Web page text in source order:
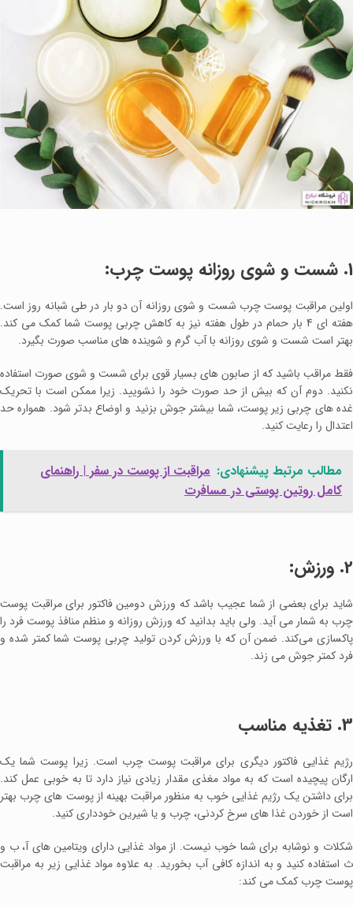
1. شست و شوی روزانه پوست چرب:
اولین مراقبت پوست چرب شست و شوی روزانه آن دو بار در طی شبانه روز است.
هفته ای 4 بار حمام در طول هفته نیز به کاهش چربی پوست شما کمک می کند.
بهتر است شست و شوی روزانه با آب گرم و شوینده های مناسب صورت بگیرد.
فقط مراقب باشید که از صابون های بسیار قوی برای شست و شوی صورت استفاده
نکنید. دوم آن که بیش از حد صورت خود را نشویید. زیرا ممکن است با تحریک
غده های چربی زیر پوست، شما بیشتر جوش بزنید و اوضاع بدتر شود. همواره حد
اعتدال را رعایت کنید.
مطالب مرتبط پیشنهادی: مراقبت از پوست در سفر | راهنمای
کامل روتین پوستی در مسافرت
2. ورزش:
شاید برای بعضی از شما عجیب باشد که ورزش دومین فاکتور برای مراقبت پوست
چرب به شمار می آید. ولی باید بدانید که ورزش روزانه و منظم منافذ پوست فرد را
پاکسازی می‌کند. ضمن آن که با ورزش کردن تولید چربی پوست شما کمتر شده و
فرد کمتر جوش می ‌زند.
3. تغذیه مناسب
رژیم غذایی فاکتور دیگری برای مراقبت پوست چرب است. زیرا پوست شما یک
ارگان پیچیده است که به مواد مغذی مقدار زیادی نیاز دارد تا به خوبی عمل کند.
برای داشتن یک رژیم غذایی خوب به منظور مراقبت بهینه از پوست های چرب بهتر
است از خوردن غذا های سرخ کردنی، چرب و یا شیرین خودداری کنید.
شکلات و نوشابه‌ برای شما خوب نیست. از مواد غذایی دارای ویتامین ‌های آ، ب و
ث استفاده کنید و به ‌اندازه کافی آب بخورید. به علاوه مواد غذایی زیر به مراقبت
پوست چرب کمک می کند: